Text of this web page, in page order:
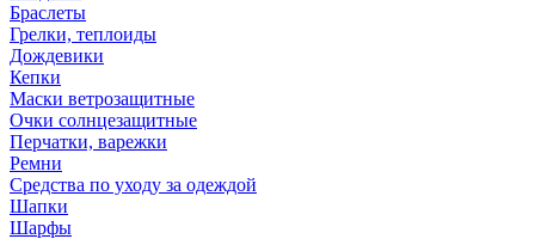
Браслеты
Грелки, теплоиды
Дождевики
Кепки
Маски ветрозащитные
Очки солнцезащитные
Перчатки, варежки
Ремни
Средства по уходу за одеждой
Шапки
Шарфы